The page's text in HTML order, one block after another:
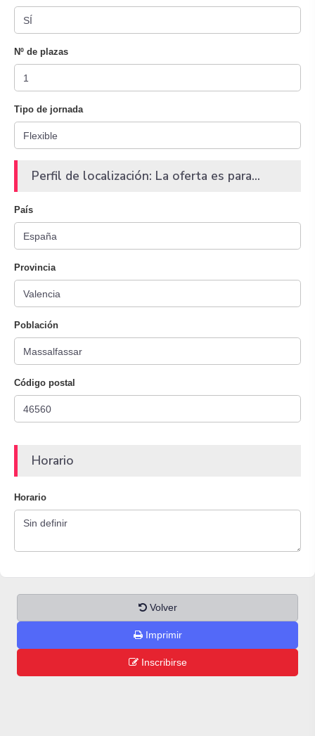
Nº de plazas
Tipo de jornada
Perfil de localización: La oferta es para...
País
Provincia
Población
Código postal
Horario
Horario
Volver
Imprimir
Inscribirse